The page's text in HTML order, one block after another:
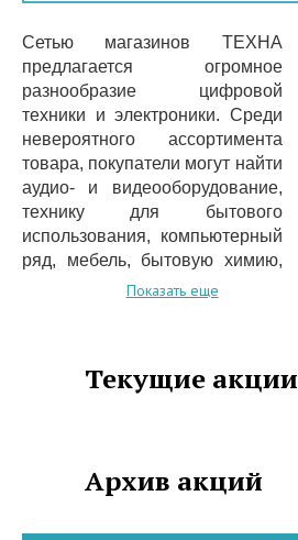
Сетью магазинов ТЕХНА
предлагается огромное
разнообразие цифровой
техники и электроники. Среди
невероятного ассортимента
товара, покупатели могут найти
аудио- и видеооборудование,
технику для бытового
использования, компьютерный
ряд, мебель, бытовую химию,
посуду и многое прочее.
приобретенные здесь товары,
исчерпывающие сведения по
характеристикам и
Показать еще
Текущие акции
Архив акций